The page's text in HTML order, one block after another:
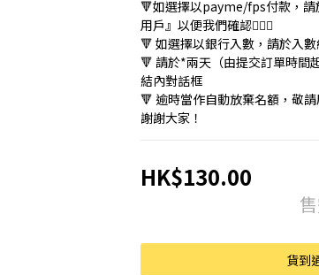
🔻如選擇以payme/fps付款，
用戶』以便我們確認🙇🏻‍♀️
🔻 如選擇以銀行入數，請於入數
🔻 請於*兩天（由提交訂單時間
結內對話框
🔻 逾時當作自動放棄名額，敬
謝謝大家！
HK$130.00
貨到